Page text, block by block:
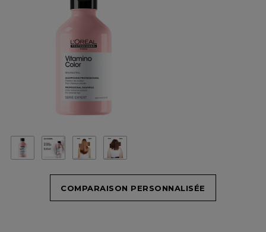
COMPARAISON PERSONNALISÉE